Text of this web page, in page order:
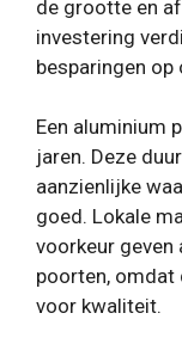
de grootte en
investering
besparingen op
Een aluminium
jaren. Deze
aanzienlijke
goed. Lokale
voorkeur geven
poorten, omdat
voor kwaliteit.